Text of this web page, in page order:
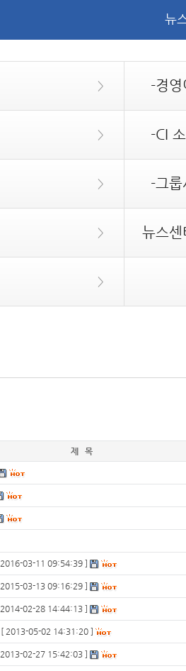
뉴
> -경영
> -CI
> -그룹
> 뉴스센
>
제 목
2016-03-11 09:54:39 ]
2015-03-13 09:16:29 ]
2014-02-28 14:44:13 ]
[ 2013-05-02 14:31:20 ]
2013-02-27 15:42:03 ]